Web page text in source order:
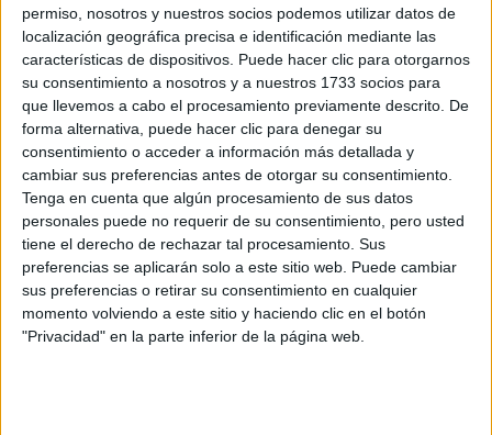
permiso, nosotros y nuestros socios podemos utilizar datos de
localización geográfica precisa e identificación mediante las
características de dispositivos. Puede hacer clic para otorgarnos
su consentimiento a nosotros y a nuestros 1733 socios para
que llevemos a cabo el procesamiento previamente descrito. De
forma alternativa, puede hacer clic para denegar su
consentimiento o acceder a información más detallada y
cambiar sus preferencias antes de otorgar su consentimiento.
Tenga en cuenta que algún procesamiento de sus datos
personales puede no requerir de su consentimiento, pero usted
tiene el derecho de rechazar tal procesamiento. Sus
preferencias se aplicarán solo a este sitio web. Puede cambiar
sus preferencias o retirar su consentimiento en cualquier
momento volviendo a este sitio y haciendo clic en el botón
"Privacidad" en la parte inferior de la página web.
Este fin de semana estará lleno de oportunidades
sociales. Aprovecha para ampliar tu círculo de amistades y
participar en actividades que te apasionen. Tu magnetismo
personal estará en su máximo esplendor.
Sagitario
Es un buen momento para enfocarte en tus metas y
objetivos. Si tienes algún proyecto en mente, este fin de
semana será ideal para darle forma y tomar decisiones
importantes. No te distraigas y mantén la determinación.